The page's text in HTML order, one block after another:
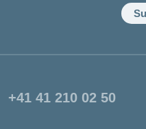
+41 41 210 02 50